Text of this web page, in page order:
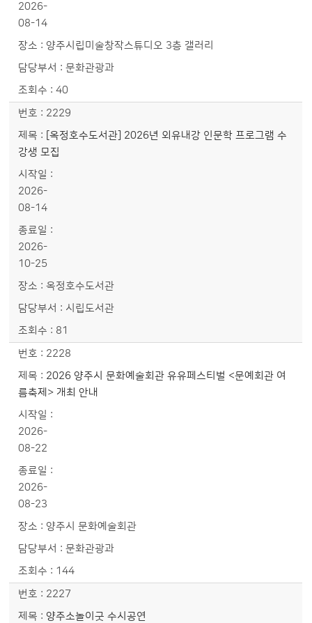
2026-
08-14
양주시립미술창작스튜디오 3층 갤러리
문화관광과
40
2229
[옥정호수도서관] 2026년 외유내강 인문학 프로그램 수
강생 모집
2026-
08-14
2026-
10-25
옥정호수도서관
시립도서관
81
2228
2026 양주시 문화예술회관 유유페스티벌 <문예회관 여
름축제> 개최 안내
2026-
08-22
2026-
08-23
양주시 문화예술회관
문화관광과
144
2227
양주소놀이굿 수시공연